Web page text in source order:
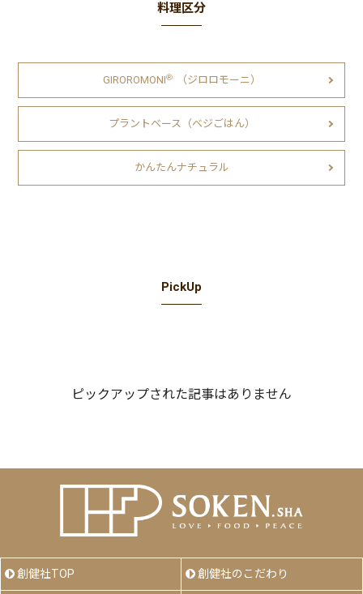
料理区分
GIROROMONIⓇ （ジロロモーニ）
プラントベース（ベジごはん）
かんたんナチュラル
PickUp
ピックアップされた記事はありません
創健社TOP 創健社のこだわり